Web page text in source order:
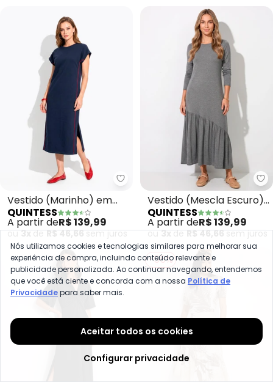
Quintess - Vestido (Marinho)
Vestido (Marinho) em
Moletom
QUINTESS
A partir deR$ 139,99
ou3xdeR$ 46,66semjuros
Vestido (Mescla Escuro)
em Malha de Viscose
QUINTESS
A partir deR$ 139,99
ou3xdeR$ 46,66semjuros
-55%
Nós utilizamos cookies e tecnologias similares para melhorar sua
experiência de compra, incluindo conteúdo relevante e
publicidade personalizada. Ao continuar navegando, entendemos
que você está ciente e concorda com a nossa Política de
Privacidadepara saber mais.
Aceitar todos os cookies
Configurar privacidade